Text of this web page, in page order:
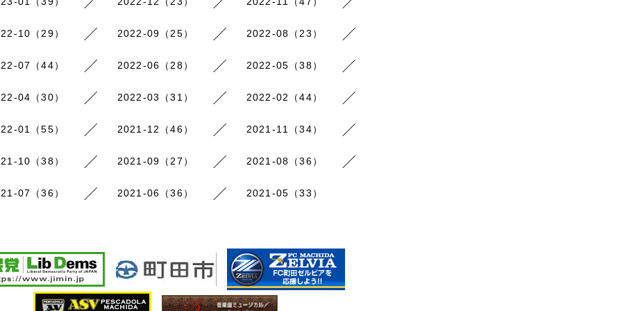
10（29） 2022-09（25） 2022-08（23）
07（44） 2022-06（28） 2022-05（38）
04（30） 2022-03（31） 2022-02（44）
01（55） 2021-12（46） 2021-11（34）
10（38） 2021-09（27） 2021-08（36）
07（36） 2021-06（36） 2021-05（33）